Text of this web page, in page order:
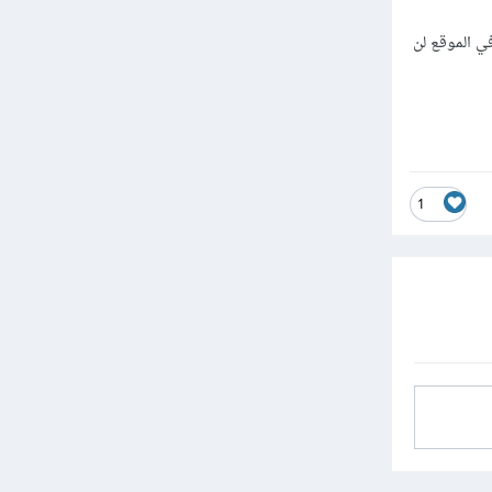
ما
الموقع لن
1